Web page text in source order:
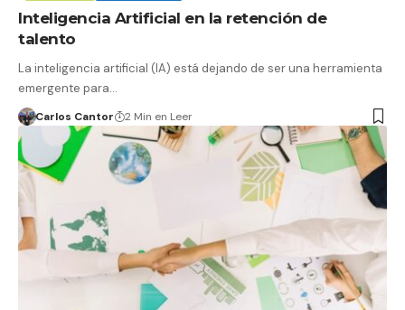
Inteligencia Artificial en la retención de
talento
La inteligencia artificial (IA) está dejando de ser una herramienta
emergente para…
Carlos Cantor 2 Min en Leer